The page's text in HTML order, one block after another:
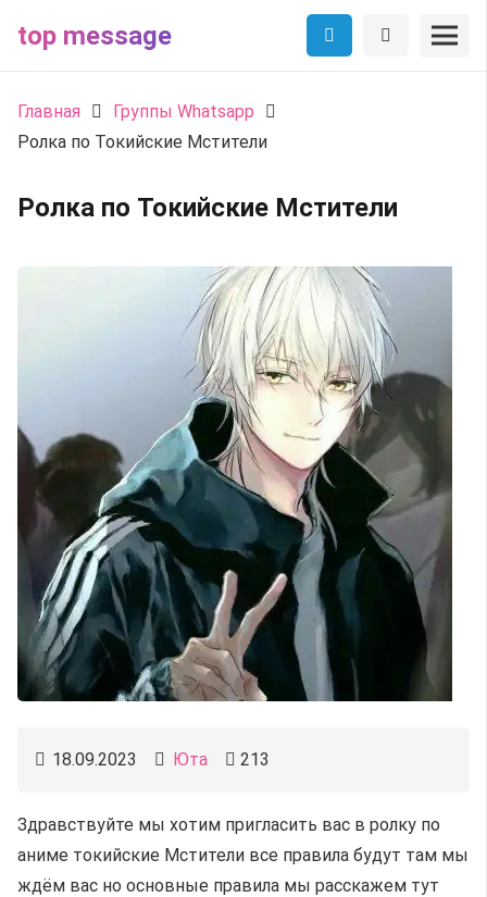
top message
Главная
Группы Whatsapp
Ролка по Токийские Мстители
Ролка по Токийские Мстители
18.09.2023 Юта 213
Здравствуйте мы хотим пригласить вас в ролку по
аниме токийские Мстители все правила будут там мы
ждём вас но основные правила мы расскажем тут